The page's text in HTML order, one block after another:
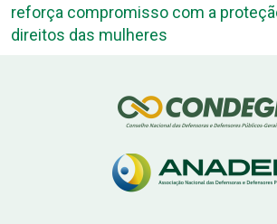
reforça compromisso com a
direitos das mulheres